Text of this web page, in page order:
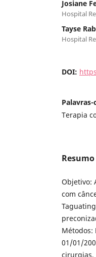
Josiane
Hospital
Tayse
Hospital
DOI:
Palavras-
Terapia
Resumo
Objetivo:
com
Métodos:
01/01/
cirurgias,